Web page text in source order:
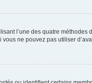
l’une des quatre méthodes
ne pouvez pas utiliser